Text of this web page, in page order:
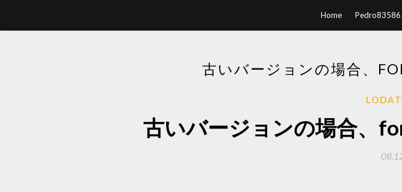
Home Pedro83586
古いバージョンの場合、
古いバージョンの場合、